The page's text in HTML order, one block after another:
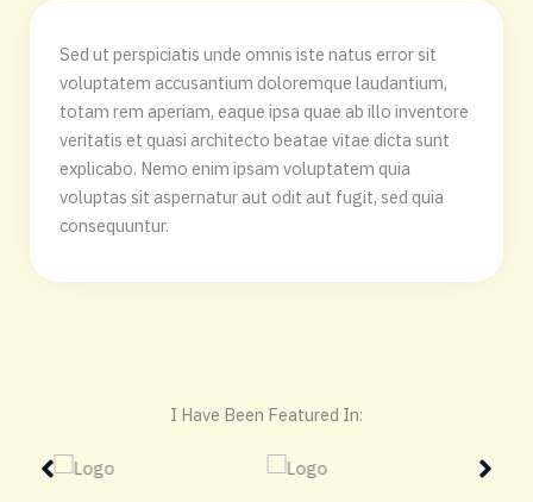
Sed ut perspiciatis unde omnis iste natus error sit
voluptatem accusantium doloremque laudantium,
totam rem aperiam, eaque ipsa quae ab illo inventore
veritatis et quasi architecto beatae vitae dicta sunt
explicabo. Nemo enim ipsam voluptatem quia
voluptas sit aspernatur aut odit aut fugit, sed quia
consequuntur.
I Have Been Featured In: